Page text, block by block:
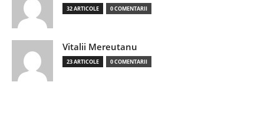
32 ARTICOLE 0 COMENTARII
Vitalii Mereutanu
23 ARTICOLE 0 COMENTARII